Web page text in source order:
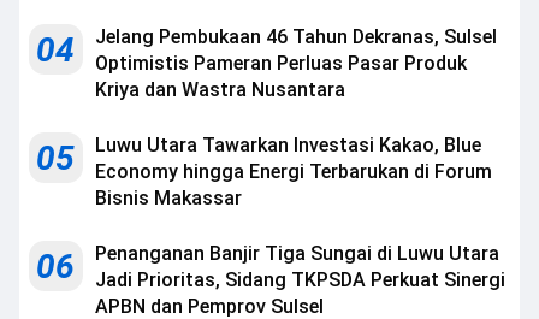
04
Jelang Pembukaan 46 Tahun Dekranas, Sulsel
Optimistis Pameran Perluas Pasar Produk
Kriya dan Wastra Nusantara
05
Luwu Utara Tawarkan Investasi Kakao, Blue
Economy hingga Energi Terbarukan di Forum
Bisnis Makassar
06
Penanganan Banjir Tiga Sungai di Luwu Utara
Jadi Prioritas, Sidang TKPSDA Perkuat Sinergi
APBN dan Pemprov Sulsel